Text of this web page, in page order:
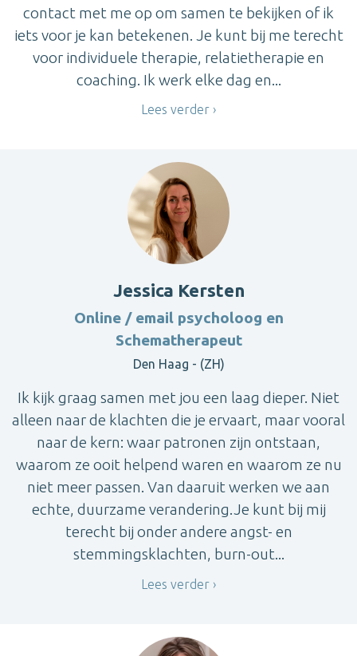
contact met me op om samen te bekijken of ik
iets voor je kan betekenen. Je kunt bij me terecht
voor individuele therapie, relatietherapie en
coaching. Ik werk elke dag en...
Lees verder
Jessica Kersten
Online / email psycholoog en
Schematherapeut
Den Haag - (ZH)
Ik kijk graag samen met jou een laag dieper. Niet
alleen naar de klachten die je ervaart, maar vooral
naar de kern: waar patronen zijn ontstaan,
waarom ze ooit helpend waren en waarom ze nu
niet meer passen. Van daaruit werken we aan
echte, duurzame verandering.Je kunt bij mij
terecht bij onder andere angst- en
stemmingsklachten, burn-out...
Lees verder